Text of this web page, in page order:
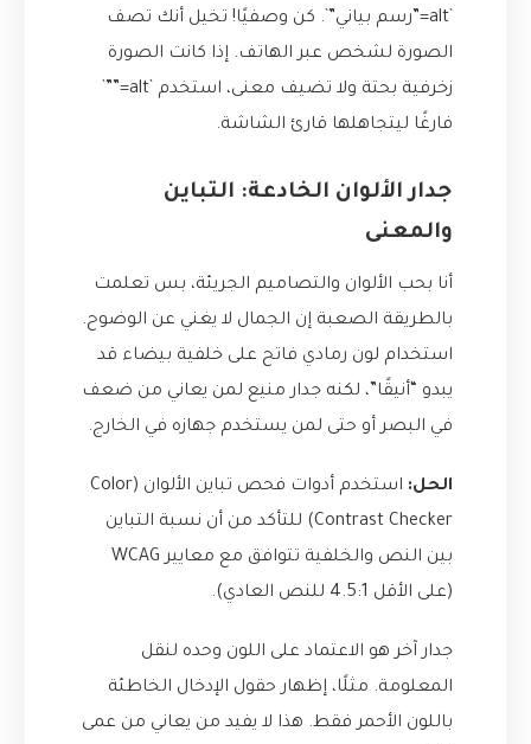
`alt=”رسم بياني”`. كن وصفيًا! تخيل أنك تصف
الصورة لشخص عبر الهاتف. إذا كانت الصورة
زخرفية بحتة ولا تضيف معنى، استخدم `alt=””`
فارغًا ليتجاهلها قارئ الشاشة.
جدار الألوان الخادعة: التباين
والمعنى
أنا بحب الألوان والتصاميم الجريئة، بس تعلمت
بالطريقة الصعبة إن الجمال لا يغني عن الوضوح.
استخدام لون رمادي فاتح على خلفية بيضاء قد
يبدو “أنيقًا”، لكنه جدار منيع لمن يعاني من ضعف
في البصر أو حتى لمن يستخدم جهازه في الخارج.
الحل:
استخدم أدوات فحص تباين الألوان (Color
Contrast Checker) للتأكد من أن نسبة التباين
بين النص والخلفية تتوافق مع معايير WCAG
(على الأقل 4.5:1 للنص العادي).
جدار آخر هو الاعتماد على اللون وحده لنقل
المعلومة. مثلًا، إظهار حقول الإدخال الخاطئة
باللون الأحمر فقط. هذا لا يفيد من يعاني من عمى